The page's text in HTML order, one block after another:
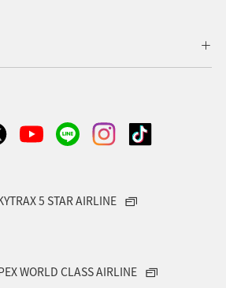
5 STAR AIRLINE
WORLD CLASS AIRLINE